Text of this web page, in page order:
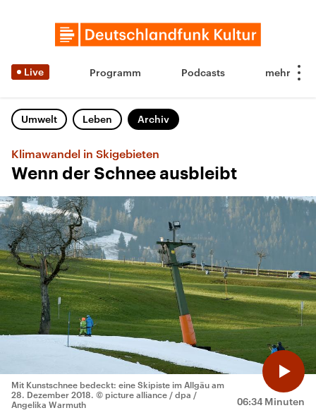
Live Programm Podcasts
Umwelt Leben Archiv
Klimawandel in Skigebieten
Wenn der Schnee ausbleibt
06:34 Minuten
Mit Kunstschnee bedeckt: eine Skipiste im Allgäu am
28. Dezember 2018. © picture alliance / dpa /
Angelika Warmuth